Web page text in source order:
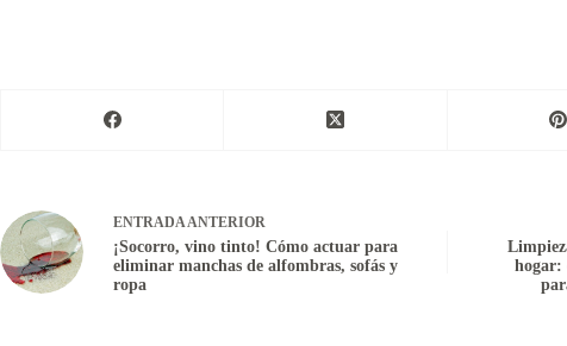
ENTRADA ANTERIOR
¡Socorro, vino tinto! Cómo actuar para
eliminar manchas de alfombras, sofás y
ropa
hogar: